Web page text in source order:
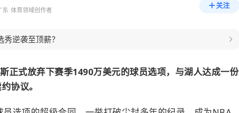
东 体育领域创作者
关注
逆袭至顶薪？
正式放弃下赛季1490万美元的球员选项，与湖人达成一份
协议。